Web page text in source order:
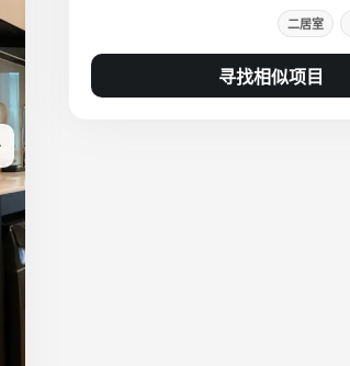
二居室
寻找相似项目